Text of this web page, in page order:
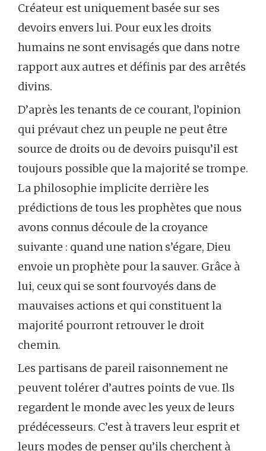
Créateur est uniquement basée sur ses
devoirs envers lui. Pour eux les droits
humains ne sont envisagés que dans notre
rapport aux autres et définis par des arrêtés
divins.
D’après les tenants de ce courant, l’opinion
qui prévaut chez un peuple ne peut être
source de droits ou de devoirs puisqu’il est
toujours possible que la majorité se trompe.
La philosophie implicite derrière les
prédictions de tous les prophètes que nous
avons connus découle de la croyance
suivante : quand une nation s’égare, Dieu
envoie un prophète pour la sauver. Grâce à
lui, ceux qui se sont fourvoyés dans de
mauvaises actions et qui constituent la
majorité pourront retrouver le droit
chemin.
Les partisans de pareil raisonnement ne
peuvent tolérer d’autres points de vue. Ils
regardent le monde avec les yeux de leurs
prédécesseurs. C’est à travers leur esprit et
leurs modes de penser qu’ils cherchent à